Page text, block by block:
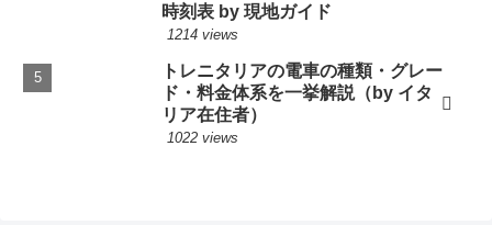
時刻表 by 現地ガイド
1214 views
トレニタリアの電車の種類・グレー
ド・料金体系を一挙解説（by イタ
リア在住者）
1022 views